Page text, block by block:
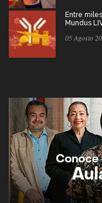
Entre
Mundus
05 Agosto